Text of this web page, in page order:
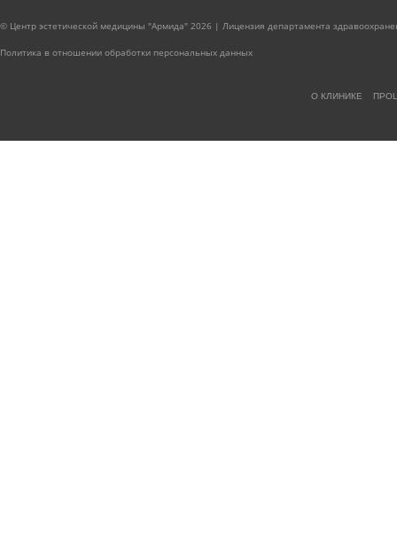
© Центр эстетической медицины "Армида" 2026 | Лицензия департамента
Политика в отношении обработки персональных данных
О КЛИНИКЕ